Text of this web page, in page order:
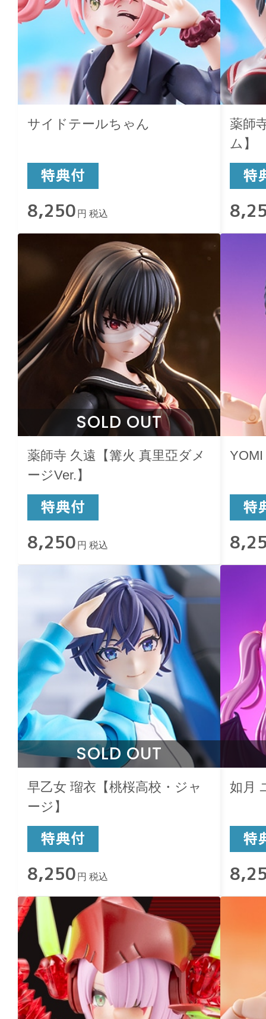
サイドテールちゃん
8,250 円 税込
薬師
ム】
SOLD OUT
薬師寺 久遠【篝火 真里亞ダメ
ージVer.】
8,250 円 税込
SOLD OUT
早乙女 瑠衣【桃桜高校・ジャ
ージ】
8,250 円 税込
如月